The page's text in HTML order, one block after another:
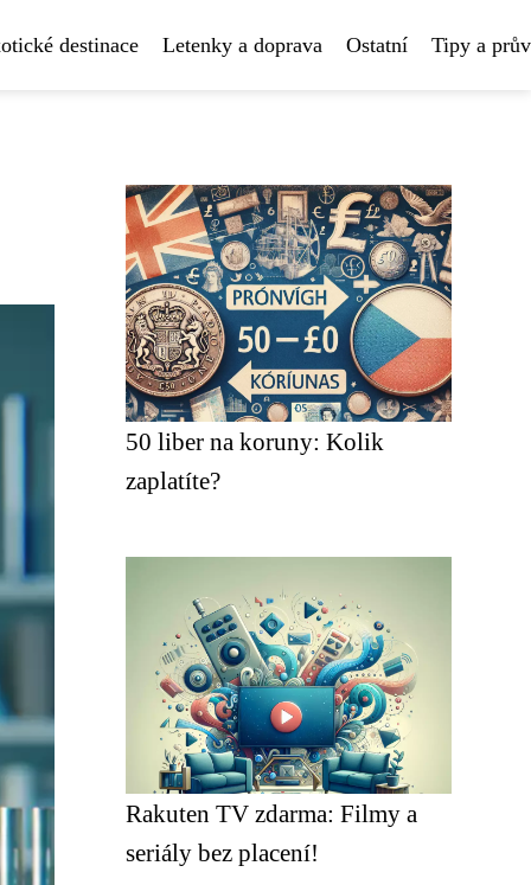
destinace Letenky a doprava Ostatní Tipy a
50 liber na koruny: Kolik
zaplatíte?
Rakuten TV zdarma: Filmy a
seriály bez placení!